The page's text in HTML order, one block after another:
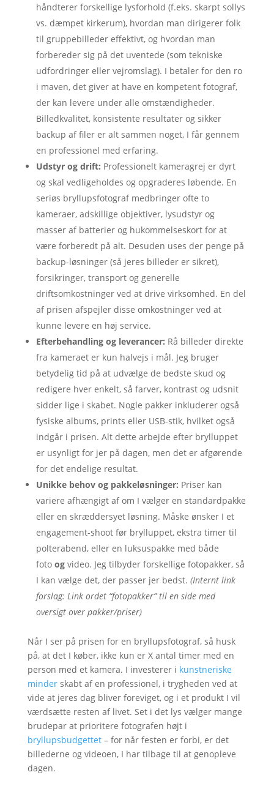
håndterer forskellige lysforhold (f.eks. skarpt sollys
vs. dæmpet kirkerum), hvordan man dirigerer folk
til gruppebilleder effektivt, og hvordan man
forbereder sig på det uventede (som tekniske
udfordringer eller vejromslag). I betaler for den ro
i maven, det giver at have en kompetent fotograf,
der kan levere under alle omstændigheder.
Billedkvalitet, konsistente resultater og sikker
backup af filer er alt sammen noget, I får gennem
en professionel med erfaring.
Udstyr og drift: Professionelt kameragrej er dyrt
og skal vedligeholdes og opgraderes løbende. En
seriøs bryllupsfotograf medbringer ofte to
kameraer, adskillige objektiver, lysudstyr og
masser af batterier og hukommelseskort for at
være forberedt på alt. Desuden uses der penge på
backup-løsninger (så jeres billeder er sikret),
forsikringer, transport og generelle
driftsomkostninger ved at drive virksomhed. En del
af prisen afspejler disse omkostninger ved at
kunne levere en høj service.
Efterbehandling og leverancer: Rå billeder direkte
fra kameraet er kun halvejs i mål. Jeg bruger
betydelig tid på at udvælge de bedste skud og
redigere hver enkelt, så farver, kontrast og udsnit
sidder lige i skabet. Nogle pakker inkluderer også
fysiske albums, prints eller USB-stik, hvilket også
indgår i prisen. Alt dette arbejde efter brylluppet
er usynligt for jer på dagen, men det er afgørende
for det endelige resultat.
Unikke behov og pakkeløsninger: Priser kan
variere afhængigt af om I vælger en standardpakke
eller en skræddersyet løsning. Måske ønsker I et
engagement-shoot før brylluppet, ekstra timer til
polterabend, eller en luksuspakke med både
foto ogvideo. Jeg tilbyder forskellige fotopakker, så
I kan vælge det, der passer jer bedst. (Internt link
forslag: Link ordet “fotopakker” til en side med
oversigt over pakker/priser)
Når I ser på prisen for en bryllupsfotograf, så husk
på, at det I køber, ikke kun er X antal timer med en
person med et kamera. I investerer i kunstneriske
minderskabt af en professionel, i trygheden ved at
vide at jeres dag bliver foreviget, og i et produkt I vil
værdsætte resten af livet. Set i det lys vælger mange
brudepar at prioritere fotografen højt i
bryllupsbudgettet– for når festen er forbi, er det
billederne og videoen, I har tilbage til at genopleve
dagen.